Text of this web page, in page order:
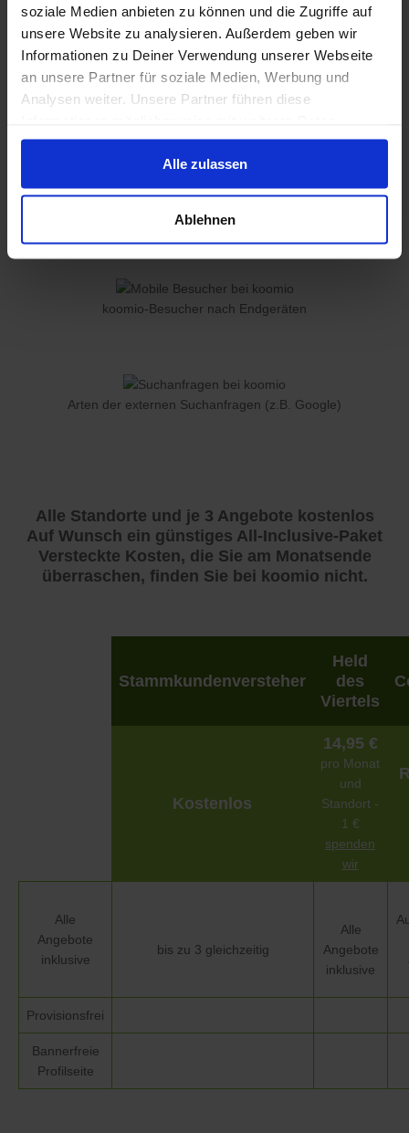
soziale Medien anbieten zu können und die Zugriffe auf
unsere Website zu analysieren. Außerdem geben wir
Informationen zu Deiner Verwendung unserer Webseite
an unsere Partner für soziale Medien, Werbung und
Analysen weiter. Unsere Partner führen diese
zusammen, die Du ihnen bereitgestellt hast oder die sie
im Rahmen Deiner Nutzung der Dienste gesammelt
haben.
Alle zulassen
Ablehnen
Wunschpreis und Sie können darauf
reagieren.
Ihre Angebote ergänzen Sie mühelos um
Ersatzwagen", "inkl. Aufbau" oder "Same-
koomio-Besucher nach Endgeräten
Arten der externen Suchanfragen (z.B. Google)
Alle Standorte und je 3 Angebote kostenlos
Auf Wunsch ein günstiges All-Inclusive-Paket
Versteckte Kosten, die Sie am Monatsende
überraschen, finden Sie bei koomio nicht.
Stammkundenversteher
Held
des
Viertels
Kostenlos
14,95 €
pro Monat
und
Standort -
1 €
spenden
wir
Alle
Angebote
inklusive
bis zu 3 gleichzeitig
Alle
Angebote
inklusive
Provisionsfrei
Bannerfreie
Profilseite